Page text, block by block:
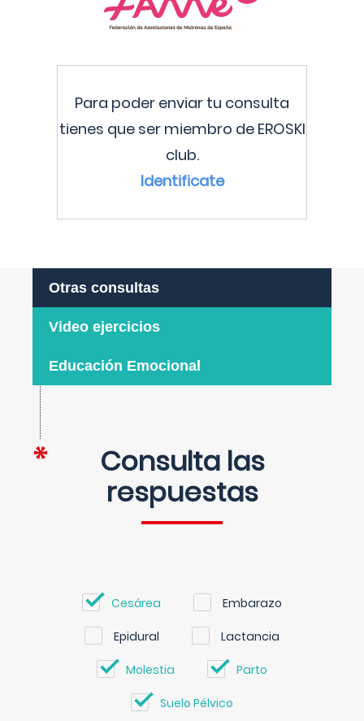
Para poder enviar tu consulta
tienes que ser miembro de EROSKI
club.
Identificate
Otras consultas
Video ejercicios
Educación Emocional
Consulta las
respuestas
Cesárea Embarazo
Epidural Lactancia
Molestia Parto
Suelo Pélvico